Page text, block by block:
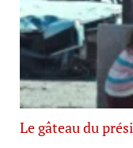
Le gâteau du